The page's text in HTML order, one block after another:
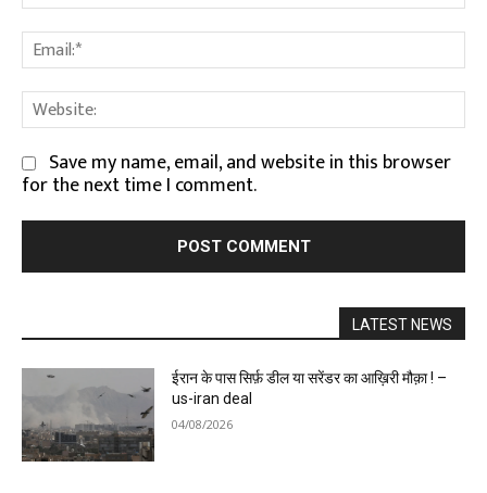
Save my name, email, and website in this browser
for the next time I comment.
LATEST NEWS
ईरान के पास सिर्फ़ डील या सरेंडर का आख़िरी मौक़ा ! –
us-iran deal
04/08/2026